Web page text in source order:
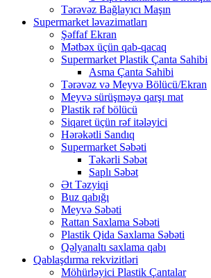
Tərəvəz Bağlayıcı Maşın
Supermarket ləvazimatları
Şəffaf Ekran
Mətbəx üçün qab-qacaq
Supermarket Plastik Çanta Sahibi
Asma Çanta Sahibi
Tərəvəz və Meyvə Bölücü/Ekran
Meyvə sürüşməyə qarşı mat
Plastik rəf bölücü
Siqaret üçün rəf itələyici
Hərəkətli Sandıq
Supermarket Səbəti
Təkərli Səbət
Saplı Səbət
Ət Təzyiqi
Buz qabığı
Meyvə Səbəti
Rattan Saxlama Səbəti
Plastik Qida Saxlama Səbəti
Qəlyanaltı saxlama qabı
Qablaşdırma rekvizitləri
Möhürləyici Plastik Çantalar